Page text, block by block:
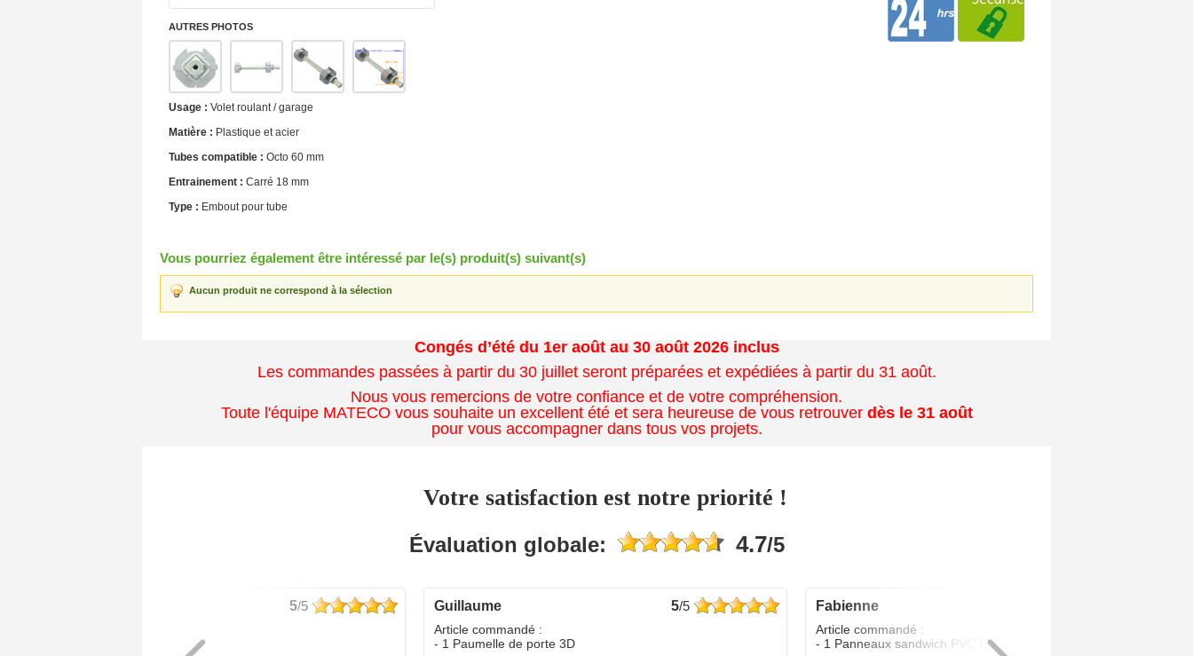
AUTRES PHOTOS
Usage : Volet roulant / garage
Matière : Plastique et acier
Tubes compatible : Octo 60 mm
Entrainement : Carré 18 mm
Type : Embout pour tube
Vous pourriez également être intéressé par le(s) produit(s) suivant(s)
Aucun produit ne correspond à la sélection
Congés d’été du 1er août au 30 août 2026 inclus
Les commandes passées à partir du 30 juillet seront préparées et expédiées à partir du 31 août.
Nous vous remercions de votre confiance et de votre compréhension.
Toute l'équipe MATECO vous souhaite un excellent été et sera heureuse de vous retrouver dès le 31 août
pour vous accompagner dans tous vos projets.
Votre satisfaction est notre priorité !
Évaluation globale: 4.7/5
5/5 guillaume 5/5
Article commandé :
- 1 Paumelle de porte 3D
fabienne
Article commandé :
- 1 Panneaux sandwich PVC Blanc 24 MM